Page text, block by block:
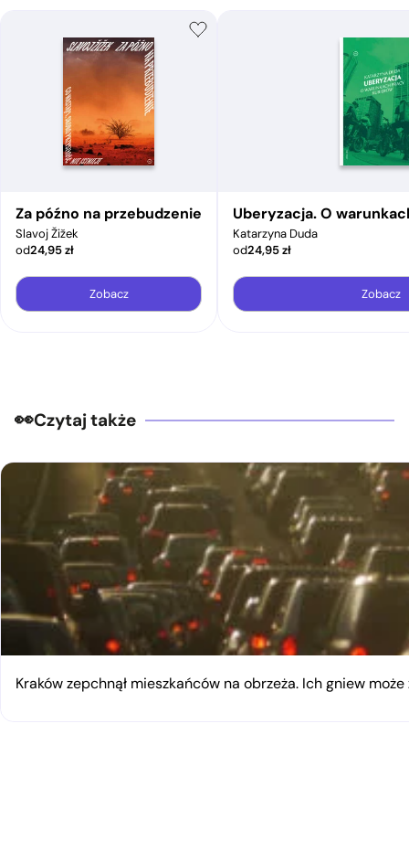
Za późno na przebudzenie
Slavoj Žižek
od24,95zł
Zobacz
Uberyzacja. O
Katarzyna Duda
od24,95zł
Zobacz
Czytaj także
Kraków zepchnął mieszkańców na obrzeża. Ich gniew